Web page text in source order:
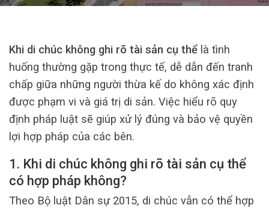
Khi di chúc không ghi rõ tài sản cụ thể là tình
huống thường gặp trong thực tế, dễ dẫn đến tranh
chấp giữa những người thừa kế do không xác định
được phạm vi và giá trị di sản. Việc hiểu rõ quy
định pháp luật sẽ giúp xử lý đúng và bảo vệ quyền
lợi hợp pháp của các bên.
1. Khi di chúc không ghi rõ tài sản cụ thể
có hợp pháp không?
Theo Bộ luật Dân sự 2015, di chúc vẫn có thể hợp